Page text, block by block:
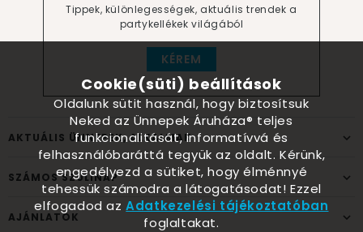
Tippek, különlegességek, aktuális trendek a
partykellékek világából
KÉREM
AKTUÁLIS ÜNNEPEK, ALKALMAK
SZÁMOS SZÜLINAP
AJÁNLATOK
Cookie(süti) beállítások
Oldalunk sütit használ, hogy biztosítsuk
Neked az Ünnepek Áruháza® teljes
funkcionalitását, informatívvá és
felhasználóbaráttá tegyük az oldalt. Kérünk,
engedélyezd a sütiket, hogy élménnyé
tehessük számodra a látogatásodat! Ezzel
elfogadod azAdatkezelési tájékoztatóban
foglaltakat.